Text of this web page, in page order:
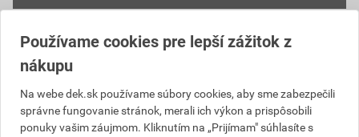
okapničkou presahu 40 mm pre pokládku na hotový
spádový poter, ktorý slúži na odtok vody z balkónov a
terás. Pomocou uzatvorenej hrany získame čisté a
dokonalé ukončenie dlažby. Vynovený profil umožňuje
prekryť nerovnosti čela balkóna až do 20 mm. Výška
Používame cookies pre lepší zážitok z
nákupu
Na webe dek.sk používame súbory cookies, aby sme zabezpečili
správne fungovanie stránok, merali ich výkon a prispôsobili
ponuky vašim záujmom. Kliknutím na „Prijímam" súhlasíte s